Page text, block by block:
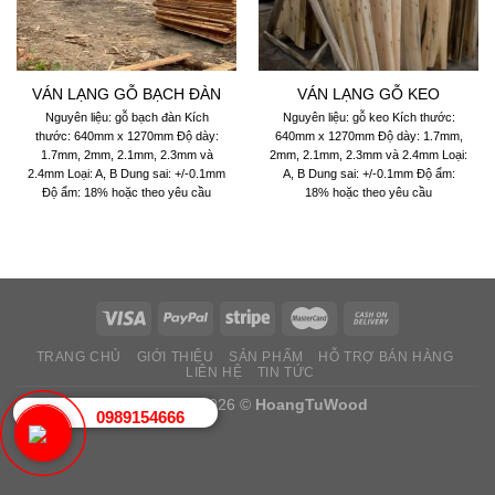
VÁN LẠNG GỖ BẠCH ĐÀN
Nguyên liệu: gỗ bạch đàn Kích
thước: 640mm x 1270mm Độ dày:
1.7mm, 2mm, 2.1mm, 2.3mm và
2.4mm Loại: A, B Dung sai: +/-0.1mm
Độ ẩm: 18% hoặc theo yêu cầu
VÁN LẠNG GỖ KEO
Nguyên liệu: gỗ keo Kích thước:
640mm x 1270mm Độ dày: 1.7mm,
2mm, 2.1mm, 2.3mm và 2.4mm Loại:
A, B Dung sai: +/-0.1mm Độ ẩm:
18% hoặc theo yêu cầu
TRANG CHỦ GIỚI THIỆU SẢN PHẨM
HỖ TRỢ BÁN HÀNG
LIÊN HỆ
TIN TỨC
Copyright 2026 © HoangTuWood
0989154666